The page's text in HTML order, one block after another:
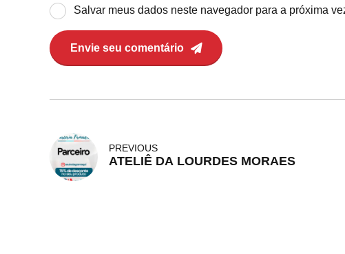
Salvar meus dados neste navegador para a próxima
Envie seu comentário
PREVIOUS
ATELIÊ DA LOURDES MORAES